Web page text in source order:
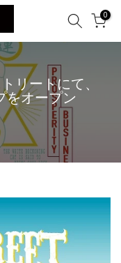
0
リートにて、
をオープン